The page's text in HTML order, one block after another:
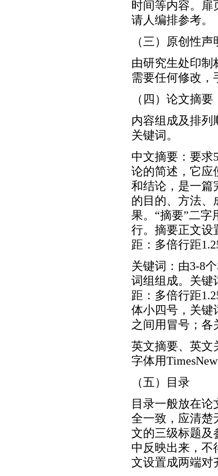
时间等内容。扉
请人编排参考。
（三）原创性
由研究生处印制
需要任何修改，
（四）论文摘要
内容组成及排
关键词。
中文摘要：要求
论的简述，它应
和结论，是一篇
的目的、方法、
果。“摘要”二字
行。摘要正文设
距：多倍行距
关键词：由3-8
词组组成。关键
距：多倍行距
体小四号，关键
之间用冒号；
英文摘要、英文
字体用
（五）目录
目录一般放在
全一致，应清楚
文的三级标题及
中反映出来，不
文设置成两端对